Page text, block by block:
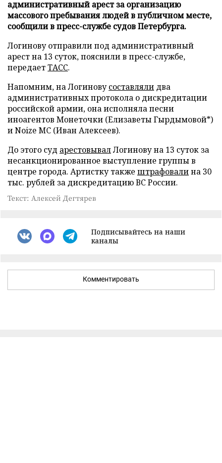
административный арест за организацию
массового пребывания людей в публичном месте,
сообщили в пресс-службе судов Петербурга.
Логинову отправили под административный
арест на 13 суток, пояснили в пресс-службе,
передаетТАСС.
Напомним, на Логиновусоставляли два
административных протокола о дискредитации
российской армии, она исполняла песни
иноагентов Монеточки (Елизаветы Гырдымовой*)
и Noize MC (Иван Алексеев).
До этого суд арестовывалЛогинову на 13 суток за
несанкционированное выступление группы в
центре города. Артистку также штрафовалина 30
тыс. рублей за дискредитацию ВС России.
Текст: Алексей Дегтярев
Подписывайтесь на наши
каналы
Комментировать